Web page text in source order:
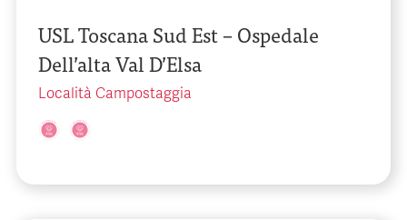
USL Toscana Sud Est – Ospedale
Dell’alta Val D’Elsa
Località Campostaggia